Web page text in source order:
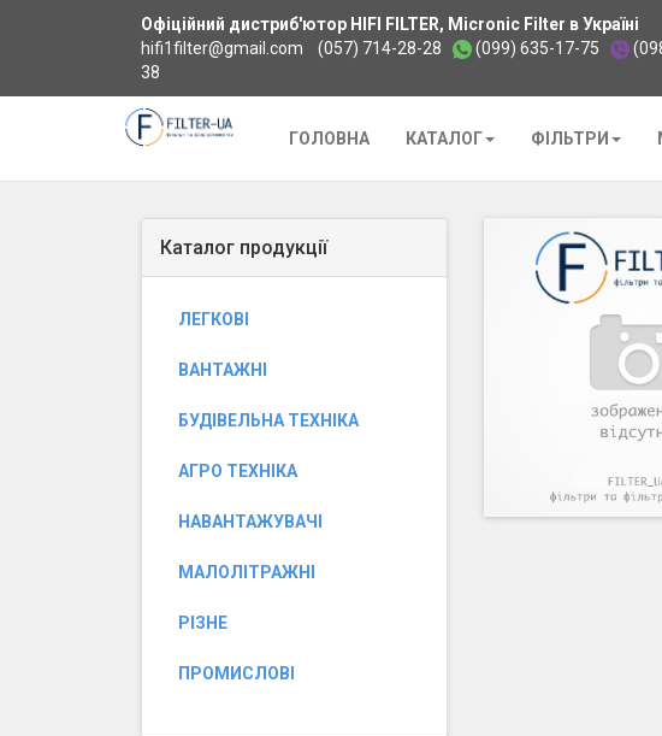
Офіційний дистриб'ютор HIFI FILTER, Micronic Filter в Україні
hifi1filter@gmail.com
(057) 714-28-28 (099) 635-17-75
38
ГОЛОВНА КАТАЛОГ ФІЛЬТРИ
Каталог продукції
ЛЕГКОВІ
ВАНТАЖНІ
БУДІВЕЛЬНА ТЕХНІКА
АГРО ТЕХНІКА
НАВАНТАЖУВАЧІ
МАЛОЛІТРАЖНІ
РІЗНЕ
ПРОМИСЛОВІ